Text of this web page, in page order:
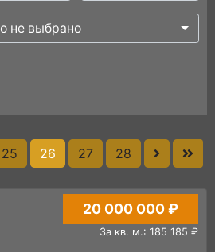
не выбрано
25 26 27 28
20 000 000 ₽
За кв. м.: 185 185 ₽